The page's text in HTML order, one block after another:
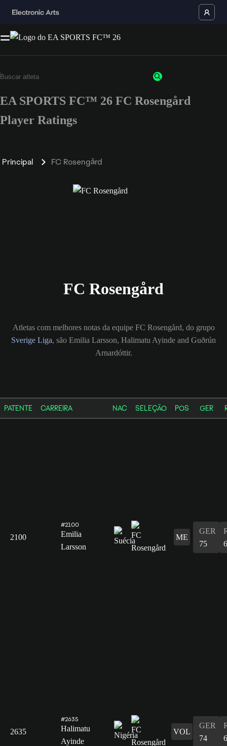
EA SPORTS FC™ 26 FC Rosengård
Player Ratings
Principal FC Rosengård
FC Rosengård
Atletas com melhores notas da equipe FC Rosengård, do grupo
Sverige Liga, são Emilia Larsson, Halimatu Ayinde and Guðrún
Arnardóttir.
PATENTE CARREIRA NAC SELEÇÃO POS GER
2100
#2100
Emilia
Larsson
ME
GER
75
2635
#2635
Halimatu
Ayinde
VOL
GER
74